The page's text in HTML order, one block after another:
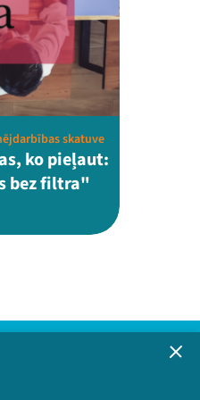
skatuve
ko pieļaut:
bez filtra"